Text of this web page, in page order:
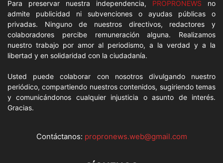
Para preservar nuestra independencia, PROPRONEWS no
admite publicidad ni subvenciones o ayudas públicas o
privadas. Ninguno de nuestros directivos, redactores y
colaboradores percibe remuneración alguna. Realizamos
nuestro trabajo por amor al periodismo, a la verdad y a la
libertad y en solidaridad con la ciudadanía.
Usted puede colaborar con nosotros divulgando nuestro
periódico, compartiendo nuestros contenidos, sugiriendo temas
y comunicándonos cualquier injusticia o asunto de interés.
Gracias.
Contáctanos: propronews.web@gmail.com